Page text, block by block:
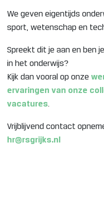
We geven eigentijds
sport, wetenschap en
Spreekt dit je aan en ben
in het onderwijs?
Kijk dan vooral op onze
ervaringen van onze
vacatures.
Vrijblijvend contact
hr@rsgrijks.nl